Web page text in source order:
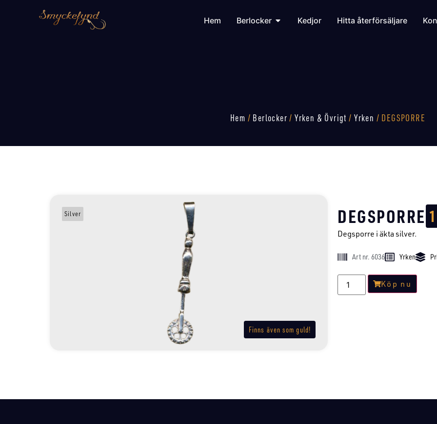
Hem Berlocker Kedjor Hitta återförsäljare
Hem / Berlocker /Yrken & Övrigt /Yrken / DEGSPORRE
Finns även som guld!
Silver DEGSPORRE
Degsporre i äkta silver.
Art nr. 6036 Yrken
Köp nu